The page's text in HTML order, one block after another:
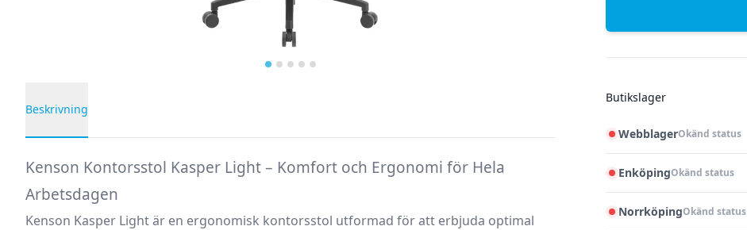
Butikslager
WebblagerOkänd status
EnköpingOkänd status
NorrköpingOkänd status
Beskrivning
Kenson Kontorsstol Kasper Light – Komfort och Ergonomi för Hela
Arbetsdagen
Kenson Kasper Lightär en ergonomisk kontorsstol utformad för att erbjuda optimal